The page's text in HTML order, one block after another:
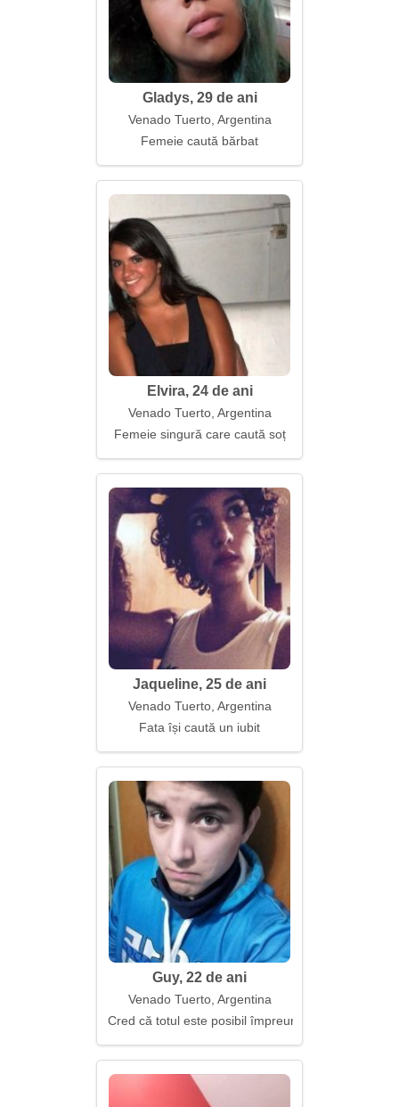
Gladys, 29 de ani
Venado Tuerto, Argentina
Femeie caută bărbat
Elvira, 24 de ani
Venado Tuerto, Argentina
Femeie singură care caută soț
Jaqueline, 25 de ani
Venado Tuerto, Argentina
Fata își caută un iubit
Guy, 22 de ani
Venado Tuerto, Argentina
Cred că totul este posibil împreună